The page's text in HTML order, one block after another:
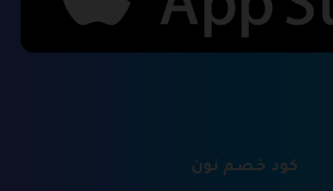
كود خصم نون